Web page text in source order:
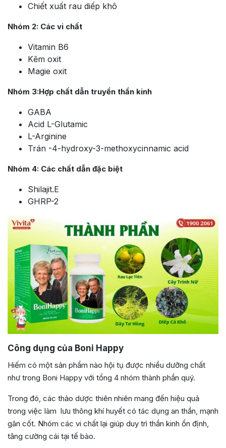
Chiết xuất rau diếp khô
Nhóm 2: Các vi chất
Vitamin B6
Kẽm oxit
Magie oxit
Nhóm 3:Hợp chất dẫn truyền thần kinh
GABA
Acid L-Glutamic
L-Arginine
Trán -4-hydroxy-3-methoxycinnamic acid
Nhóm 4: Các chất dẫn đặc biệt
Shilajit.E
GHRP-2
Công dụng của Boni Happy
Hiếm có một sản phẩm nào hội tụ được nhiều dưỡng chất
như trong Boni Happy với tổng 4 nhóm thành phần quý.
Trong đó, các thảo dược thiên nhiên mang đến hiệu quả
trong việc làm lưu thông khí huyết có tác dụng an thần, mạnh
gân cốt. Nhóm các vi chất lại giúp duy trì thần kinh ổn định,
tăng cường cái tại tế bào.